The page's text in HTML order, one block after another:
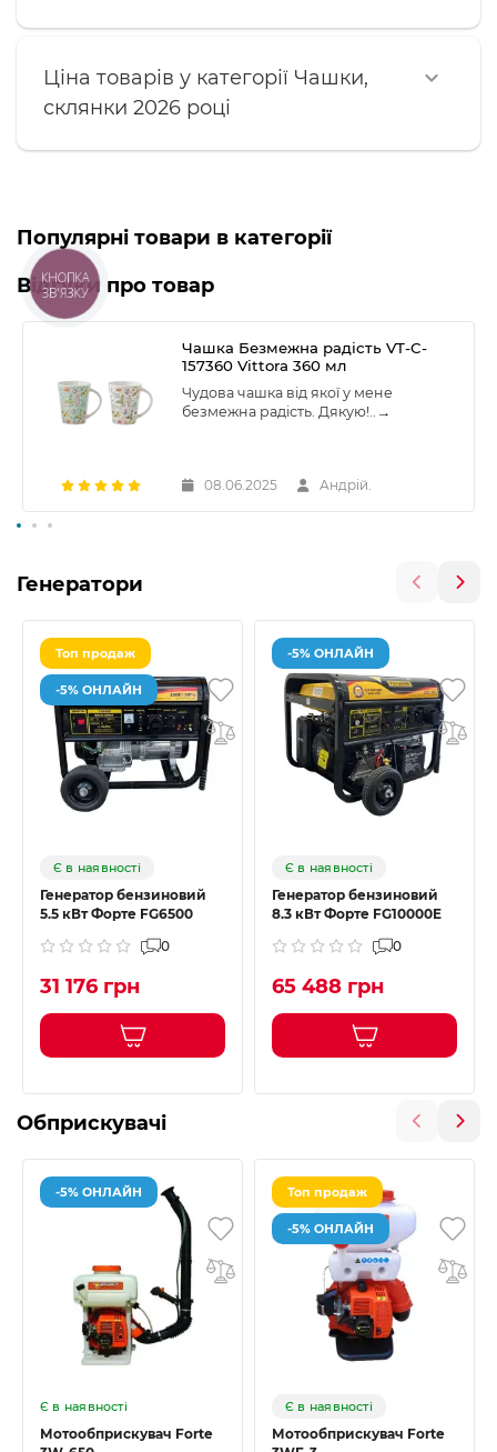
Ціна товарів у категорії Чашки,
склянки 2026 році
Популярні товари в категорії
Відгуки про товар
Чашка Безмежна радість VT-C-
157360 Vittora 360 мл
Чудова чашка від якої у мене
безмежна радість. Дякую!.. →
08.06.2025 Андрій.
Генератори
Топ продаж
-5% ОНЛАЙН
Є в наявності
Генератор бензиновий
5.5 кВт Форте FG6500
0
31 176 грн
-5% ОНЛАЙН
Є в наявності
Генератор бензиновий
8.3 кВт Форте FG10000E
0
65 488 грн
Обприскувачі
-5% ОНЛАЙН
Є в наявності
Мотообприскувач Forte
Топ продаж
-5% ОНЛАЙН
Є в наявності
Мотообприскувач Forte
КНОПКА
ЗВ'ЯЗКУ